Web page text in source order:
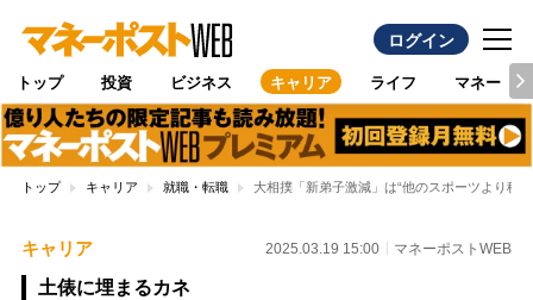
ログイン
トップ 投資 ビジネス キャリア ライフ マネー
トップ キャリア 就職・転職 大相撲「新弟子激減」は“他のスポーツより
キャリア 2025.03.19 15:00 マネーポストWEB
土俵に埋まるカネ